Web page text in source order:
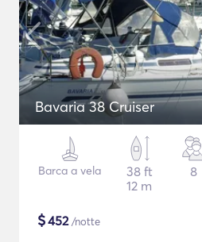
Bavaria 38 Cruiser
Barca a vela
38 ft
12 m
8
$452/notte